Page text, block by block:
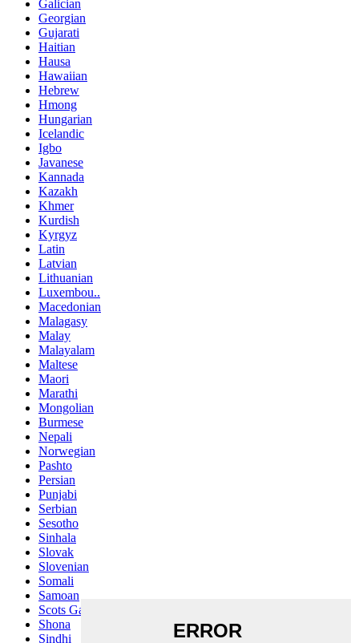
Galician
Georgian
Gujarati
Haitian
Hausa
Hawaiian
Hebrew
Hmong
Hungarian
Icelandic
Igbo
Javanese
Kannada
Kazakh
Khmer
Kurdish
Kyrgyz
Latin
Latvian
Lithuanian
Luxembou..
Macedonian
Malagasy
Malay
Malayalam
Maltese
Maori
Marathi
Mongolian
Burmese
Nepali
Norwegian
Pashto
Persian
Punjabi
Serbian
Sesotho
Sinhala
Slovak
Slovenian
Somali
Samoan
Scots Gaelic
Shona
Sindhi